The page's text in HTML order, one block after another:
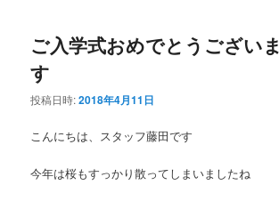
ご入学式おめでとうございま
す
投稿日時:2018年4月11日
こんにちは、スタッフ藤田です
今年は桜もすっかり散ってしまいましたね